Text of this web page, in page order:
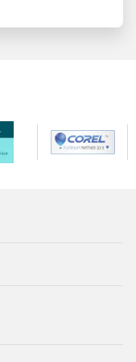
политик
и о
Администраторы
запрещает
определенных
открытие